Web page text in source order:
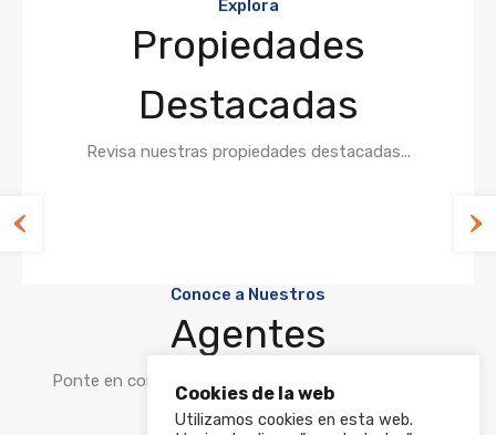
Explora
Propiedades
Destacadas
Revisa nuestras propiedades destacadas...
Conoce a Nuestros
Agentes
Ponte en contacto con nuestro agente inmobiliario
profesional.
Cookies de la web
Utilizamos cookies en esta web.